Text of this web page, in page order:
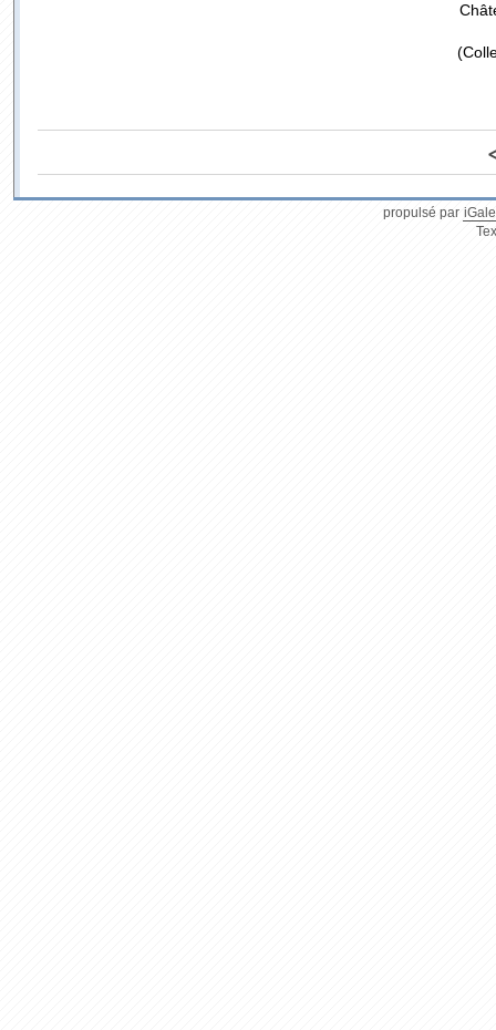
propulsé par